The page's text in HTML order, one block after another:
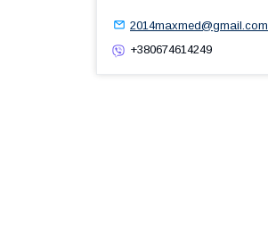
2014maxmed@gmail.com
+380674614249